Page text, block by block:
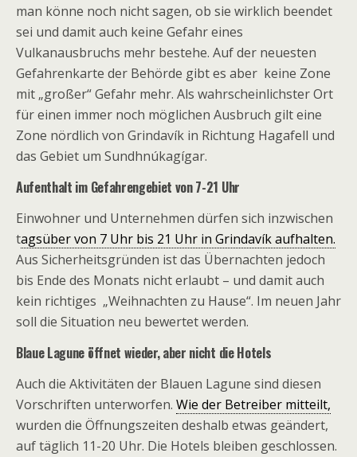
man könne noch nicht sagen, ob sie wirklich beendet
sei und damit auch keine Gefahr eines
Vulkanausbruchs mehr bestehe. Auf der neuesten
Gefahrenkarte der Behörde gibt es aber keine Zone
mit „großer“ Gefahr mehr. Als wahrscheinlichster Ort
für einen immer noch möglichen Ausbruch gilt eine
Zone nördlich von Grindavík in Richtung Hagafell und
das Gebiet um Sundhnúkagígar.
Aufenthalt im Gefahrengebiet von 7-21 Uhr
Einwohner und Unternehmen dürfen sich inzwischen
tagsüber von 7 Uhr bis 21 Uhr in Grindavík aufhalten.
Aus Sicherheitsgründen ist das Übernachten jedoch
bis Ende des Monats nicht erlaubt – und damit auch
kein richtiges „Weihnachten zu Hause“. Im neuen Jahr
soll die Situation neu bewertet werden.
Blaue Lagune öffnet wieder, aber nicht die Hotels
Auch die Aktivitäten der Blauen Lagune sind diesen
Vorschriften unterworfen. Wie der Betreiber mitteilt,
wurden die Öffnungszeiten deshalb etwas geändert,
auf täglich 11-20 Uhr. Die Hotels bleiben geschlossen.